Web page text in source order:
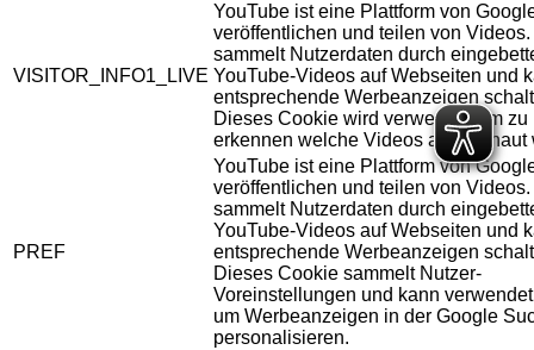
VISITOR_INFO1_LIVE
YouTube ist eine Plattform von
veröffentlichen und teilen von
sammelt Nutzerdaten durch
YouTube-Videos auf Webseiten und
entsprechende Werbeanzeigen
Dieses Cookie wird verwendet um zu
erkennen welche Videos angeschaut
PREF
YouTube ist eine Plattform von
veröffentlichen und teilen von
sammelt Nutzerdaten durch
YouTube-Videos auf Webseiten und
entsprechende Werbeanzeigen
Dieses Cookie sammelt Nutzer-
Voreinstellungen und kann
um Werbeanzeigen in der Google
personalisieren.